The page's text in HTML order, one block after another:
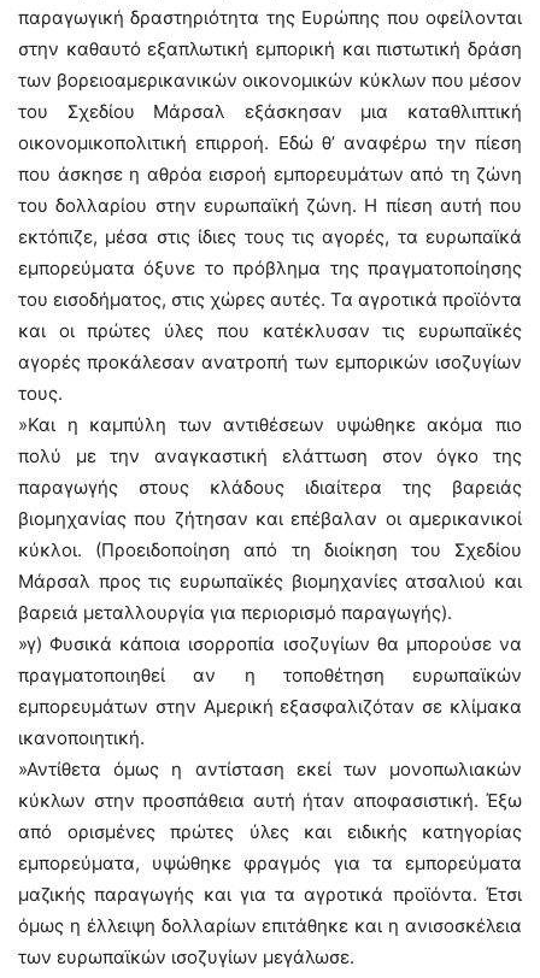
παραγωγική δραστηριότητα της Ευρώπης που οφείλονται
στην καθαυτό εξαπλωτική εμπορική και πιστωτική δράση
των βορειοαμερικανικών οικονομικών κύκλων που μέσον
του Σχεδίου Μάρσαλ εξάσκησαν μια καταθλιπτική
οικονομικοπολιτική επιρροή. Εδώ θ’ αναφέρω την πίεση
που άσκησε η αθρόα εισροή εμπορευμάτων από τη ζώνη
του δολλαρίου στην ευρωπαϊκή ζώνη. Η πίεση αυτή που
εκτόπιζε, μέσα στις ίδιες τους τις αγορές, τα ευρωπαϊκά
εμπορεύματα όξυνε το πρόβλημα της πραγματοποίησης
του εισοδήματος, στις χώρες αυτές. Τα αγροτικά προϊόντα
και οι πρώτες ύλες που κατέκλυσαν τις ευρωπαϊκές
αγορές προκάλεσαν ανατροπή των εμπορικών ισοζυγίων
τους.
»Και η καμπύλη των αντιθέσεων υψώθηκε ακόμα πιο
πολύ με την αναγκαστική ελάττωση στον όγκο της
παραγωγής στους κλάδους ιδιαίτερα της βαρειάς
βιομηχανίας που ζήτησαν και επέβαλαν οι αμερικανικοί
κύκλοι. (Προειδοποίηση από τη διοίκηση του Σχεδίου
Μάρσαλ προς τις ευρωπαϊκές βιομηχανίες ατσαλιού και
βαρειά μεταλλουργία για περιορισμό παραγωγής).
»γ) Φυσικά κάποια ισορροπία ισοζυγίων θα μπορούσε να
πραγματοποιηθεί αν η τοποθέτηση ευρωπαϊκών
εμπορευμάτων στην Αμερική εξασφαλιζόταν σε κλίμακα
ικανοποιητική.
»Αντίθετα όμως η αντίσταση εκεί των μονοπωλιακών
κύκλων στην προσπάθεια αυτή ήταν αποφασιστική. Έξω
από ορισμένες πρώτες ύλες και ειδικής κατηγορίας
εμπορεύματα, υψώθηκε φραγμός για τα εμπορεύματα
μαζικής παραγωγής και για τα αγροτικά προϊόντα. Έτσι
όμως η έλλειψη δολλαρίων επιτάθηκε και η ανισοσκέλεια
των ευρωπαϊκών ισοζυγίων μεγάλωσε.